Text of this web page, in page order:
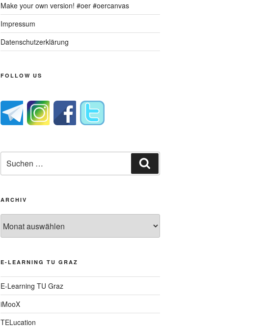
Make your own version! #oer #oercanvas
Impressum
Datenschutzerklärung
FOLLOW US
nach:
ARCHIV
E-LEARNING TU GRAZ
E-Learning TU Graz
iMooX
TELucation